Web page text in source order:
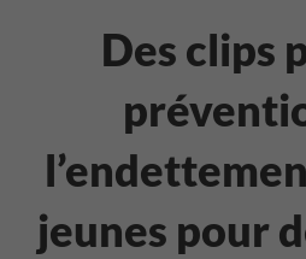
Des clips
jeunes pour